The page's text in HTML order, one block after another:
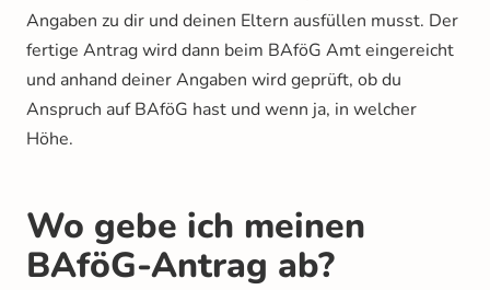
Angaben zu dir und deinen Eltern ausfüllen musst. Der
fertige Antrag wird dann beim BAföG Amt eingereicht
und anhand deiner Angaben wird geprüft, ob du
Anspruch auf BAföG hast und wenn ja, in welcher
Höhe.
Wo gebe ich meinen
BAföG-Antrag ab?